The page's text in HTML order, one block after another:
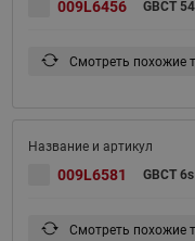
009L6456 GBCT
Смотреть похожие
009L6581 GBCT
Смотреть похожие